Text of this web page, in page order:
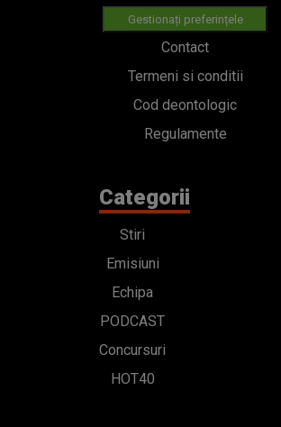
Gestionați preferințele
Contact
Termeni si conditii
Cod deontologic
Regulamente
Categorii
Stiri
Emisiuni
Echipa
PODCAST
Concursuri
HOT40